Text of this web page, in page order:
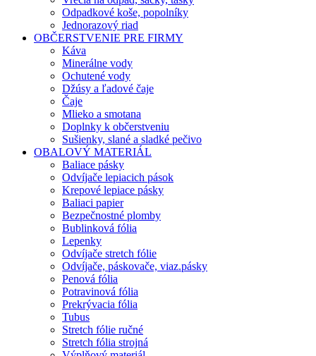
Odpadkové koše, popolníky
Jednorazový riad
OBČERSTVENIE PRE FIRMY
Káva
Minerálne vody
Ochutené vody
Džúsy a ľadové čaje
Čaje
Mlieko a smotana
Doplnky k občerstveniu
Sušienky, slané a sladké pečivo
OBALOVÝ MATERIÁL
Baliace pásky
Odvíjače lepiacich pások
Krepové lepiace pásky
Baliaci papier
Bezpečnostné plomby
Bublinková fólia
Lepenky
Odvíjače stretch fólie
Odvíjače, páskovače, viaz.pásky
Penová fólia
Potravinová fólia
Prekrývacia fólia
Tubus
Stretch fólie ručné
Stretch fólia strojná